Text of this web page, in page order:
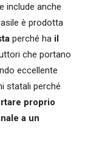
include anche
è prodotta
perché ha il
che portano
eccellente
statali perché
proprio
a un